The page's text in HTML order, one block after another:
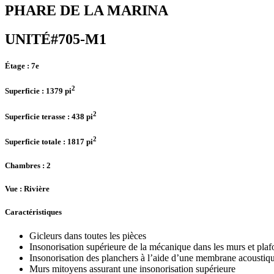
PHARE DE LA MARINA
UNITÉ#705-M1
Étage : 7e
Superficie : 1379 pi2
Superficie terasse : 438 pi2
Superficie totale : 1817 pi2
Chambres : 2
Vue : Rivière
Caractéristiques
Gicleurs dans toutes les pièces
Insonorisation supérieure de la mécanique dans les murs et
Insonorisation des planchers à l’aide d’une membrane
Murs mitoyens assurant une insonorisation supérieure